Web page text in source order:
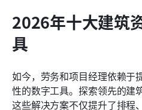
2026年十大建筑
具
如今，劳务和项目经理依赖于
性的数字工具。探索领先的建
这些解决方案不仅提升了排程